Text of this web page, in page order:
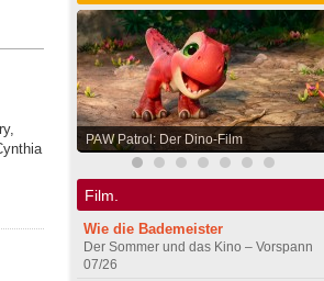
PAW Patrol: Der Dino-Film
Film.
Wie die Bademeister
Der Sommer und das Kino – Vorspann
07/26